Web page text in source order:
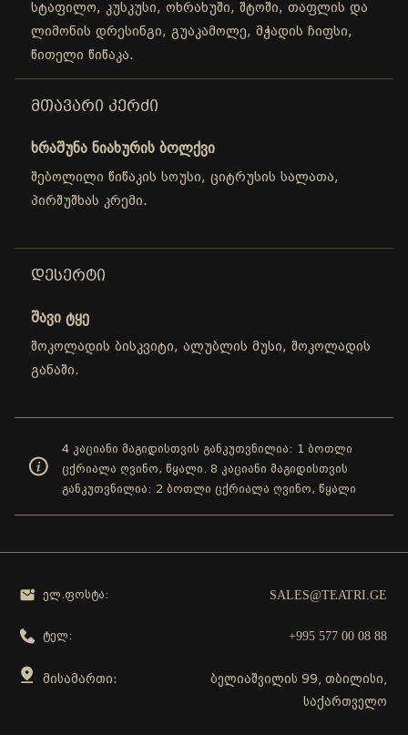
სტაფილო, კუსკუსი, ოხრახუში, შტოში, თაფლის და
ლიმონის დრესინგი, გუაკამოლე, მჭადის ჩიფსი,
წითელი წიწაკა.
ᲛᲗᲐᲕᲐᲠᲘ ᲙᲔᲠᲫᲘ
ხრაშუნა ნიახურის ბოლქვი
შებოლილი წიწაკის სოუსი, ციტრუსის სალათა,
პირშუშხას კრემი.
ᲓᲔᲡᲔᲠᲢᲘ
შავი ტყე
შოკოლადის ბისკვიტი, ალუბლის მუსი, შოკოლადის
განაში.
4 კაციანი მაგიდისთვის განკუთვნილია: 1 ბოთლი
ცქრიალა ღვინო, წყალი. 8 კაციანი მაგიდისთვის
განკუთვნილია: 2 ბოთლი ცქრიალა ღვინო, წყალი
ელ.ფოსტა: SALES@TEATRI.GE
ტელ: +995 577 00 08 88
მისამართი:
ბელიაშვილის 99, თბილისი,
საქართველო